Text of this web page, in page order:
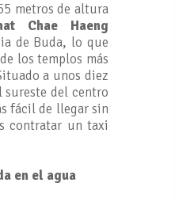
metros de altura
Chae Haeng
de Buda, lo que
los templos más
a unos diez
sureste del centro
fácil de llegar sin
contratar un taxi
en el agua